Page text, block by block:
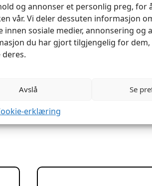
og annonser et personlig preg, for
vår. Vi deler dessuten informasjon
sosiale medier, annonsering og
du har gjort tilgjengelig for dem,
Avslå Se
erklæring